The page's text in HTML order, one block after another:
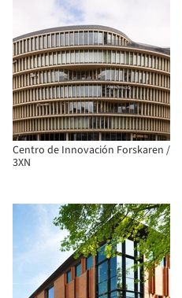
Centro de Innovación Forskaren /
3XN